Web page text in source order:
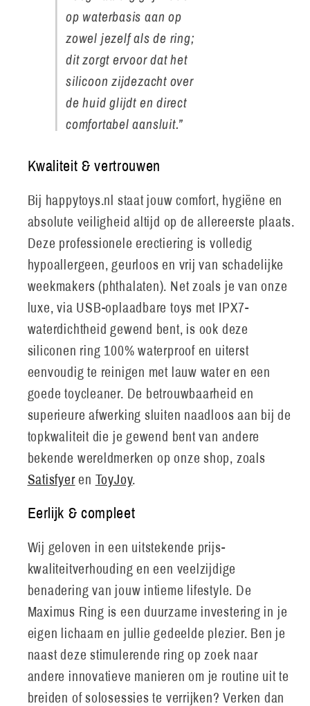
op waterbasis aan op
zowel jezelf als de ring;
dit zorgt ervoor dat het
silicoon zijdezacht over
de huid glijdt en direct
comfortabel aansluit.”
Kwaliteit & vertrouwen
Bij happytoys.nl staat jouw comfort, hygiëne en
absolute veiligheid altijd op de allereerste plaats.
Deze professionele erectiering is volledig
hypoallergeen, geurloos en vrij van schadelijke
weekmakers (phthalaten). Net zoals je van onze
luxe, via USB-oplaadbare toys met IPX7-
waterdichtheid gewend bent, is ook deze
siliconen ring 100% waterproof en uiterst
eenvoudig te reinigen met lauw water en een
goede toycleaner. De betrouwbaarheid en
superieure afwerking sluiten naadloos aan bij de
topkwaliteit die je gewend bent van andere
bekende wereldmerken op onze shop, zoals
Satisfyeren ToyJoy.
Eerlijk & compleet
Wij geloven in een uitstekende prijs-
kwaliteitverhouding en een veelzijdige
benadering van jouw intieme lifestyle. De
Maximus Ring is een duurzame investering in je
eigen lichaam en jullie gedeelde plezier. Ben je
naast deze stimulerende ring op zoek naar
andere innovatieve manieren om je routine uit te
breiden of solosessies te verrijken? Verken dan